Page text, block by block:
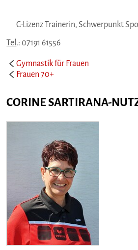
C-Lizenz Trainerin, Schwerpunkt
Tel .: 07191 61556
Gymnastik für Frauen
Frauen 70+
CORINE SARTIRANA-